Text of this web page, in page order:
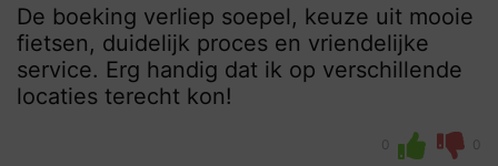
De boeking verliep soepel, keuze uit mooie
fietsen, duidelijk proces en vriendelijke
service. Erg handig dat ik op verschillende
locaties terecht kon!
0 0